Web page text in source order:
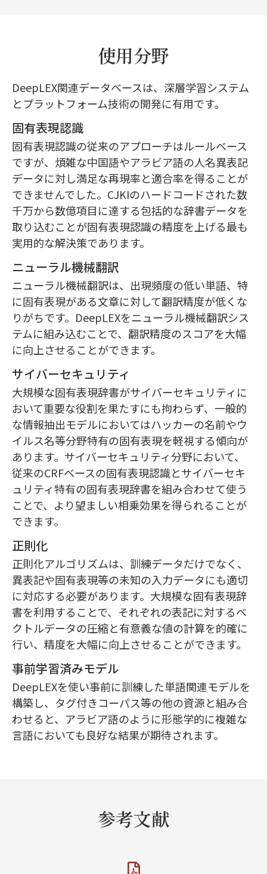
使用分野
DeepLEX関連データベースは、深層学習システム
とプラットフォーム技術の開発に有用です。
固有表現認識
固有表現認識の従来のアプローチはルールベース
ですが、煩雑な中国語やアラビア語の人名異表記
データに対し満足な再現率と適合率を得ることが
できませんでした。CJKIのハードコードされた数
千万から数億項目に達する包括的な辞書データを
取り込むことが固有表現認識の精度を上げる最も
実用的な解決策であります。
ニューラル機械翻訳
ニューラル機械翻訳は、出現頻度の低い単語、特
に固有表現がある文章に対して翻訳精度が低くな
りがちです。DeepLEXをニューラル機械翻訳シス
テムに組み込むことで、翻訳精度のスコアを大幅
に向上させることができます。
サイバーセキュリティ
大規模な固有表現辞書がサイバーセキュリティに
おいて重要な役割を果たすにも拘わらず、一般的
な情報抽出モデルにおいてはハッカーの名前やウ
イルス名等分野特有の固有表現を軽視する傾向が
あります。サイバーセキュリティ分野において、
従来のCRFベースの固有表現認識とサイバーセキ
ュリティ特有の固有表現辞書を組み合わせて使う
ことで、より望ましい相乗効果を得られることが
できます。
正則化
正則化アルゴリズムは、訓練データだけでなく、
異表記や固有表現等の未知の入力データにも適切
に対応する必要があります。大規模な固有表現辞
書を利用することで、それぞれの表記に対するベ
クトルデータの圧縮と有意義な値の計算を的確に
行い、精度を大幅に向上させることができます。
事前学習済みモデル
DeepLEXを使い事前に訓練した単語関連モデルを
構築し、タグ付きコーパス等の他の資源と組み合
わせると、アラビア語のように形態学的に複雑な
言語においても良好な結果が期待されます。
参考文献